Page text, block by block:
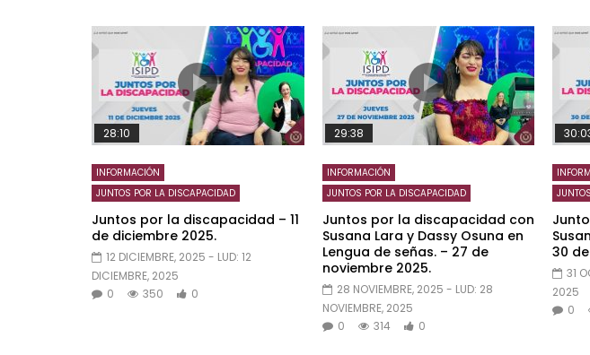
28:10
INFORMACIÓN
JUNTOS POR LA DISCAPACIDAD
Juntos por la discapacidad – 11
de diciembre 2025.
12 DICIEMBRE, 2025 - LUD: 12
DICIEMBRE, 2025
0
350 0
29:38
INFORMACIÓN
JUNTOS POR LA DISCAPACIDAD
Juntos por la discapacidad con
Susana Lara y Dassy Osuna en
Lengua de señas. – 27 de
noviembre 2025.
28 NOVIEMBRE, 2025 - LUD: 28
NOVIEMBRE, 2025
0
314 0
30
31
2025
0